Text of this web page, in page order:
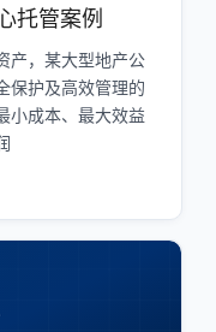
托管案例
产，某大型地产公
保护及高效管理的
小成本、最大效益